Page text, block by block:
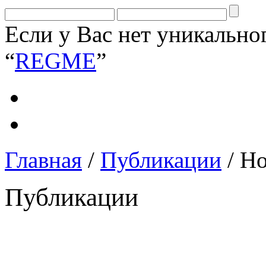
Если у Вас нет
“REGME”
Главная / Публикации /
Публикации